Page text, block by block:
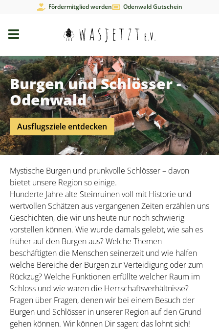
Fördermitglied werden Odenwald Gutschein
Burgen und Schlösser -
Odenwald
Ausflugsziele entdecken
Mystische Burgen und prunkvolle Schlösser – davon
bietet unsere Region so einige.
Hunderte Jahre alte Steinruinen voll mit Historie und
wertvollen Schätzen aus vergangenen Zeiten erzählen uns
Geschichten, die wir uns heute nur noch schwierig
vorstellen können. Wie wurde damals gelebt, wie sah es
früher auf den Burgen aus? Welche Themen
beschäftigten die Menschen seinerzeit und wie halfen
welche Bereiche der Burgen zur Verteidigung oder zum
Rückzug? Welche Funktionen erfüllte welcher Raum im
Schloss und wie waren die Herrschaftsverhältnisse?
Fragen über Fragen, denen wir bei einem Besuch der
Burgen und Schlösser in unserer Region auf den Grund
gehen können. Wir können Dir sagen: das lohnt sich!